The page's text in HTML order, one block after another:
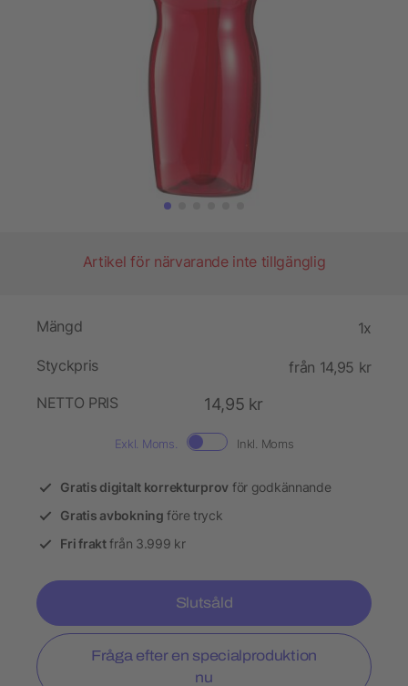
Artikel för närvarande inte tillgänglig
Mängd 1x
Styckpris
från 14,95 kr
NETTO PRIS
14,95 kr
Exkl. Moms. Inkl. Moms
Gratis digitalt korrekturprov för godkännande
Gratis avbokning före tryck
Fri fraktfrån 3.999 kr
Slutsåld
Fråga efter en specialproduktion
nu